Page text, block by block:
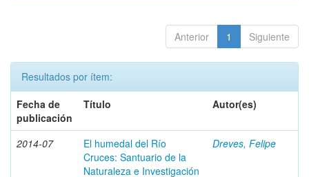
Anterior 1 Siguiente
Resultados por ítem:
Fecha de
publicación
Título Autor(es)
2014-07
El humedal del Río
Cruces: Santuario de la
Naturaleza e Investigación
Dreves, Felipe